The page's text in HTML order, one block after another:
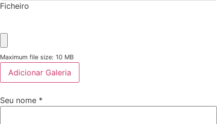
Ficheiro
Maximum file size: 10 MB
Adicionar Galeria
Seu nome *